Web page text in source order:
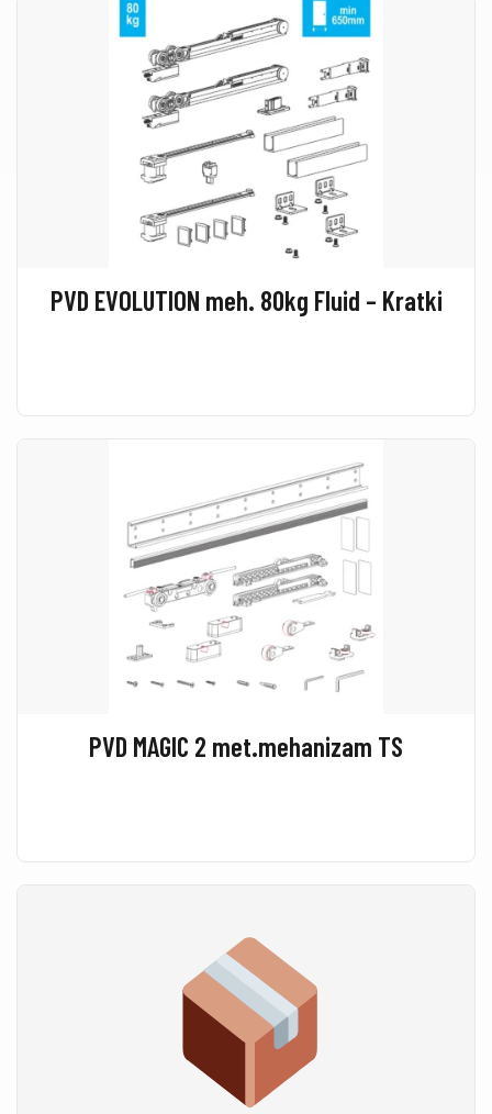
PVD EVOLUTION meh. 80kg Fluid – Kratki
PVD MAGIC 2 met.mehanizam TS